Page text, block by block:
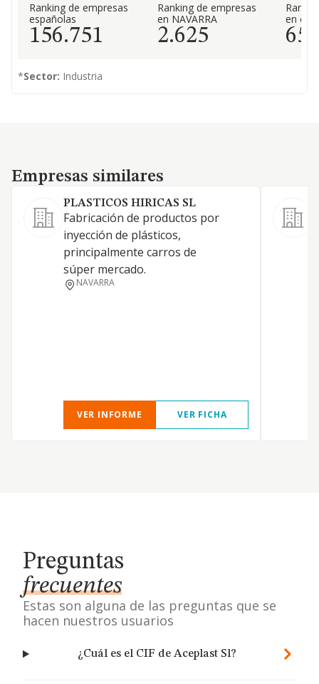
Ranking de empresas
españolas
156.751
Ranking de empresas
en NAVARRA
2.625
en el
653
*Sector: Industria
Empresas similares
Empresas similares
PLASTICOS HIRICAS SL
Fabricación de productos por
inyección de plásticos,
principalmente carros de
súper mercado.
NAVARRA
VER INFORME VER FICHA
Preguntas
frecuentes
Estas son alguna de las preguntas que se
hacen nuestros usuarios
¿Cuál es el CIF de Aceplast Sl?